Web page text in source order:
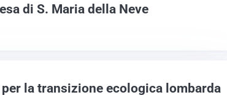
di S. Maria della Neve
la transizione ecologica lombarda